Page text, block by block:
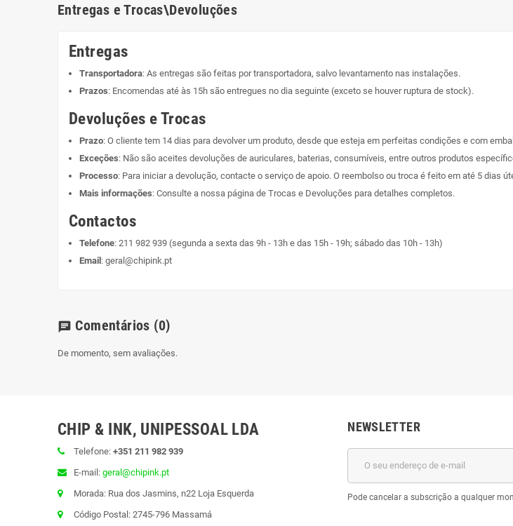
Entregas e Trocas\Devoluções
Entregas
Transportadora: As entregas são feitas por transportadora, salvo levantamento nas instalações.
Prazos: Encomendas até às 15h são entregues no dia seguinte (exceto se houver ruptura de stock).
Devoluções e Trocas
Prazo: O cliente tem 14 dias para devolver um produto, desde que esteja em perfeitas condições e com
Exceções: Não são aceites devoluções de auriculares, baterias, consumíveis, entre outros produtos
Processo: Para iniciar a devolução, contacte o serviço de apoio. O reembolso ou troca é feito em até 5 dias
Mais informações: Consulte a nossa página de Trocas e Devoluções para detalhes completos.
Contactos
Telefone: 211 982 939 (segunda a sexta das 9h - 13h e das 15h - 19h; sábado das 10h - 13h)
Email : geral@chipink.pt
chat Comentários (0)
De momento, sem avaliações.
CHIP & INK, UNIPESSOAL LDA
Telefone: +351 211 982 939
E-mail: geral@chipink.pt
Morada: Rua dos Jasmins, n22 Loja Esquerda
Código Postal: 2745-796 Massamá
NEWSLETTER
Pode cancelar a subscrição a qualquer